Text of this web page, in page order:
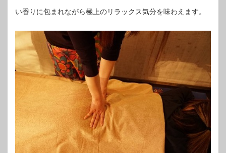
い香りに包まれながら極上のリラックス気分を味わえます。